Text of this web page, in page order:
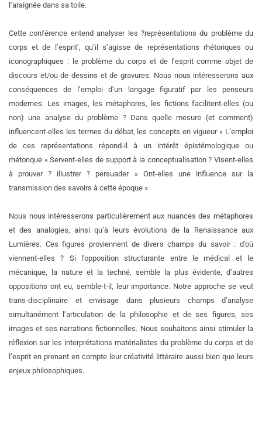
l’araignée dans sa toile.
Cette conférence entend analyser les ?représentations du problème du
corps et de l’esprit’, qu’il s’agisse de représentations rhétoriques ou
iconographiques : le problème du corps et de l’esprit comme objet de
discours et/ou de dessins et de gravures. Nous nous intéresserons aux
conséquences de l’emploi d’un langage figuratif par les penseurs
modernes. Les images, les métaphores, les fictions facilitent-elles (ou
non) une analyse du problème ? Dans quelle mesure (et comment)
influencent-elles les termes du débat, les concepts en vigueur « L’emploi
de ces représentations répond-il à un intérêt épistémologique ou
rhétorique « Servent-elles de support à la conceptualisation ? Visent-elles
à prouver ? illustrer ? persuader » Ont-elles une influence sur la
transmission des savoirs à cette époque »
Nous nous intéresserons particulièrement aux nuances des métaphores
et des analogies, ainsi qu’à leurs évolutions de la Renaissance aux
Lumières. Ces figures proviennent de divers champs du savoir : d’où
viennent-elles ? Si l’opposition structurante entre le médical et le
mécanique, la nature et la techné, semble la plus évidente, d’autres
oppositions ont eu, semble-t-il, leur importance. Notre approche se veut
trans-disciplinaire et envisage dans plusieurs champs d’analyse
simultanément l’articulation de la philosophie et de ses figures, ses
images et ses narrations fictionnelles. Nous souhaitons ainsi stimuler la
réflexion sur les interprétations matérialistes du problème du corps et de
l’esprit en prenant en compte leur créativité littéraire aussi bien que leurs
enjeux philosophiques.